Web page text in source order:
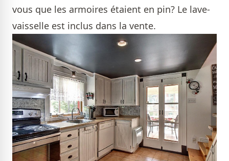
vous que les armoires étaient en pin? Le lave-
vaisselle est inclus dans la vente.